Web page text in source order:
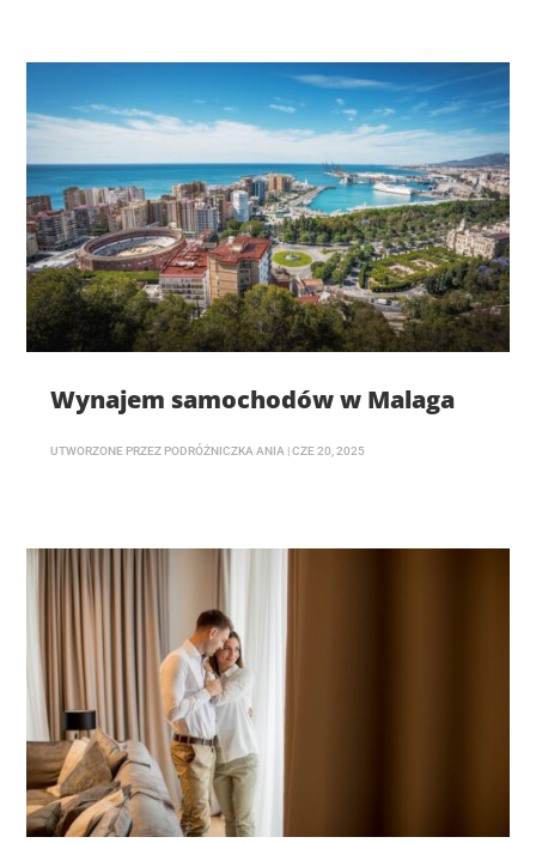
Wynajem samochodów w Malaga
UTWORZONE PRZEZ PODRÓŻNICZKA ANIA |CZE 20, 2025